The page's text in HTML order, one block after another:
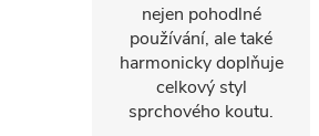
nejen pohodlné
používání, ale také
harmonicky doplňuje
celkový styl
sprchového koutu.